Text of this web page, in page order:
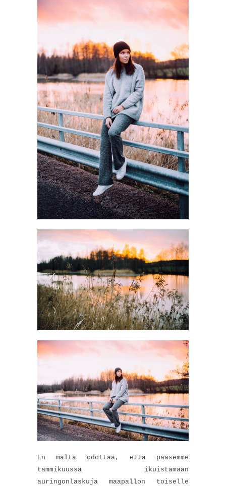
En malta odottaa, että pääsemme
tammikuussa ikuistamaan
auringonlaskuja maapallon toiselle